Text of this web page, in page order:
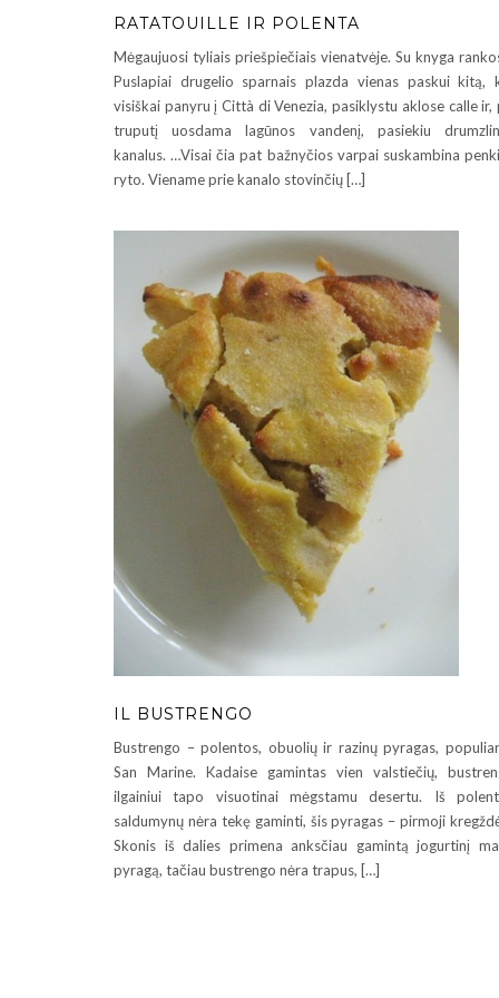
RATATOUILLE IR POLENTA
Mėgaujuosi tyliais priešpiečiais vienatvėje. Su knyga
Puslapiai drugelio sparnais plazda vienas paskui kitą,
visiškai panyru į Città di Venezia, pasiklystu aklose calle ir,
truputį uosdama lagūnos vandenį, pasiekiu
kanalus. …Visai čia pat bažnyčios varpai suskambina
ryto. Viename prie kanalo stovinčių […]
IL BUSTRENGO
Bustrengo – polentos, obuolių ir razinų pyragas,
San Marine. Kadaise gamintas vien valstiečių,
ilgainiui tapo visuotinai mėgstamu desertu. Iš
saldumynų nėra tekę gaminti, šis pyragas – pirmoji
Skonis iš dalies primena anksčiau gamintą jogurtinį
pyragą, tačiau bustrengo nėra trapus, […]